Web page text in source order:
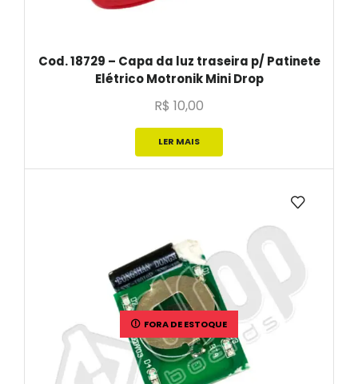
Cod. 18729 – Capa da luz traseira p/ Patinete
Elétrico Motronik Mini Drop
R$ 10,00
LER MAIS
FORA DE ESTOQUE